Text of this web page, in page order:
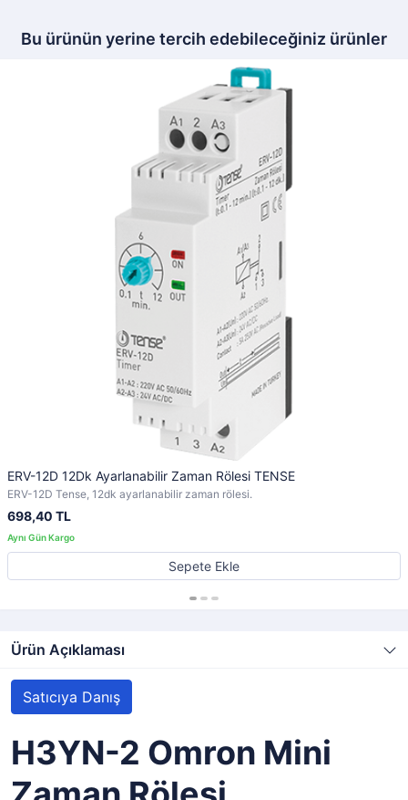
Bu ürünün yerine tercih edebileceğiniz ürünler
ERV-12D 12Dk Ayarlanabilir Zaman Rölesi TENSE
ERV-12D Tense, 12dk ayarlanabilir zaman rölesi.
698,40 TL
Sepete Ekle
Ürün Açıklaması
Satıcıya Danış
H3YN-2 Omron Mini